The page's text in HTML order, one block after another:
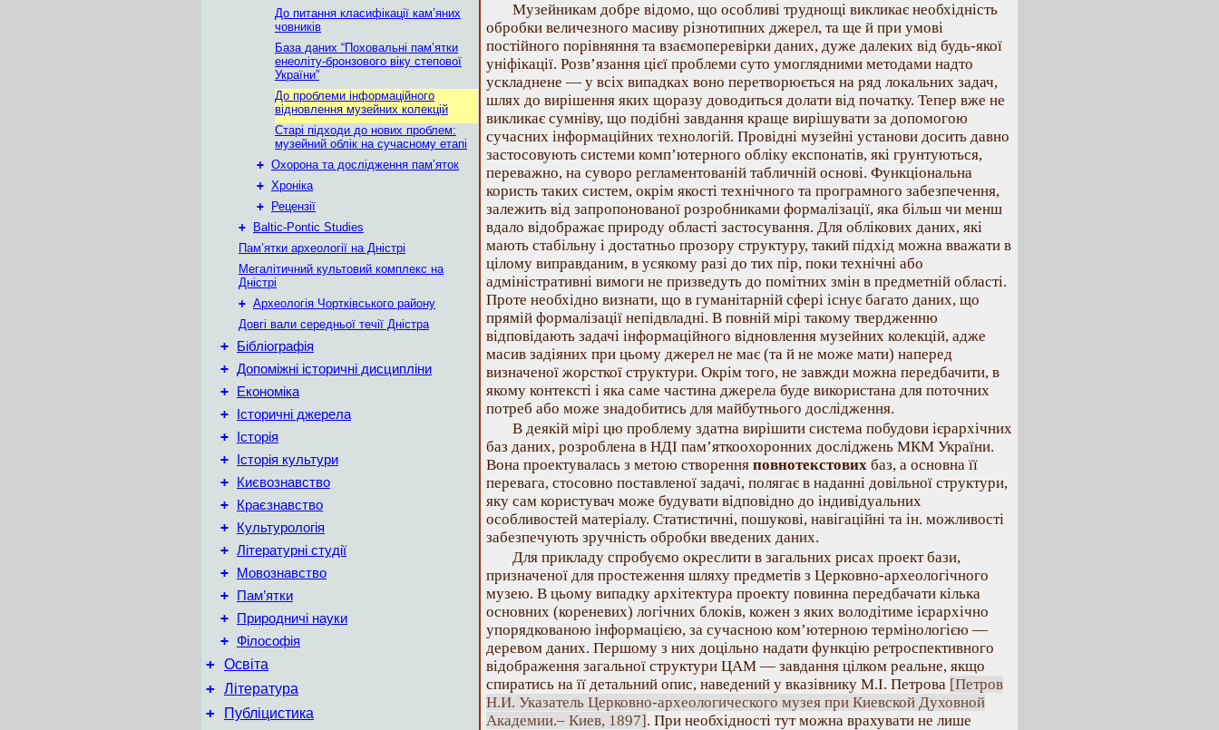
До питання класифікації кам’яних
човників
База даних “Поховальні пам’ятки
енеоліту-бронзового віку степової
України”
До проблеми інформаційного
відновлення музейних колекцій
Старі підходи до нових проблем:
музейний облік на сучасному етапі
+ Охорона та дослідження пам’яток
+ Хроніка
+
Рецензії
+
Baltic-Pontic Studies
Пам’ятки археології на Дністрі
Мегалітичний культовий комплекс на
Дністрі
+ Археологія Чортківського району
Довгі вали середньої течії Дністра
+ Бібліографія
+ Допоміжні історичні дисципліни
+ Економіка
+ Історичні джерела
+ Історія
+ Історія культури
+ Києвознавство
+ Краєзнавство
+ Культурологія
+ Літературні студії
+ Мовознавство
+ Пам’ятки
+ Природничі науки
+ Філософія
+ Освіта
+ Література
+ Публіцистика
Музейникам добре відомо, що особливі труднощі викликає необхідність
обробки величезного масиву різнотипних джерел, та ще й при умові
постійного порівняння та взаємоперевірки даних, дуже далеких від будь-якої
уніфікації. Розв’язання цієї проблеми суто умоглядними методами надто
ускладнене — у всіх випадках воно перетворюється на ряд локальних задач,
шлях до вирішення яких щоразу доводиться долати від початку. Тепер вже не
викликає сумніву, що подібні завдання краще вирішувати за допомогою
сучасних інформаційних технологій. Провідні музейні установи досить давно
застосовують системи комп’ютерного обліку експонатів, які грунтуються,
переважно, на суворо регламентованій табличній основі. Функціональна
користь таких систем, окрім якості технічного та програмного забезпечення,
залежить від запропонованої розробниками формалізації, яка більш чи менш
вдало відображає природу області застосування. Для облікових даних, які
мають стабільну і достатньо прозору структуру, такий підхід можна вважати в
цілому виправданим, в усякому разі до тих пір, поки технічні або
адміністративні вимоги не призведуть до помітних змін в предметній області.
Проте необхідно визнати, що в гуманітарній сфері існує багато даних, що
прямій формалізації непідвладні. В повній мірі такому твердженню
відповідають задачі інформаційного відновлення музейних колекцій, адже
масив задіяних при цьому джерел не має (та й не може мати) наперед
визначеної жорсткої структури. Окрім того, не завжди можна передбачити, в
якому контексті і яка саме частина джерела буде використана для поточних
потреб або може знадобитись для майбутнього дослідження.
В деякій мірі цю проблему здатна вирішити система побудови ієрархічних
баз даних, розроблена в НДІ пам’яткоохоронних досліджень МКМ України.
Вона проектувалась з метою створення повнотекстових баз, а основна її
перевага, стосовно поставленої задачі, полягає в наданні довільної структури,
яку сам користувач може будувати відповідно до індивідуальних
особливостей матеріалу. Статистичні, пошукові, навігаційні та ін. можливості
забезпечують зручність обробки введених даних.
Для прикладу спробуємо окреслити в загальних рисах проект бази,
призначеної для простеження шляху предметів з Церковно-археологічного
музею. В цьому випадку архітектура проекту повинна передбачати кілька
основних (кореневих) логічних блоків, кожен з яких володітиме ієрархічно
упорядкованою інформацією, за сучасною ком’ютерною термінологією —
деревом даних. Першому з них доцільно надати функцію ретроспективного
відображення загальної структури ЦАМ — завдання цілком реальне, якщо
спиратись на її детальний опис, наведений у вказівнику М.І. Петрова [Петров
Н.И. Указатель Церковно-археологического музея при Киевской Духовной
Академии.– Киев, 1897]. При необхідності тут можна врахувати не лише